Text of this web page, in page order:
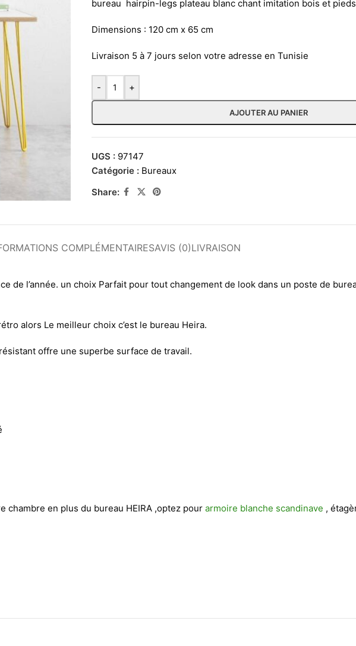
bureau hairpin-legs plateau blanc chant imitation bois et
Dimensions : 120 cm x 65 cm
Livraison 5 à 7 jours selon votre adresse en Tunisie
- +
AJOUTER AU PANIER
UGS : 97147
Catégorie : Bureaux
Share:
COMPLÉMENTAIRESAVIS (0)LIVRAISON
de l’année. un choix Parfait pour tout changement de look dans un poste de
alors Le meilleur choix c’est le bureau Heira.
offre une superbe surface de travail.
chambre en plus du bureau HEIRA ,optez pour armoire blanche scandinave ,